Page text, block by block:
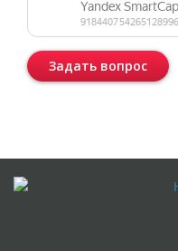
Задать вопрос